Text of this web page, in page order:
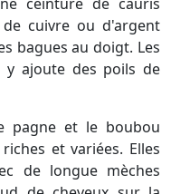
cuivre ou d'argent
bagues au doigt. Les
y ajoute des poils de
pagne et le boubou
et variées. Elles
de longue mèches